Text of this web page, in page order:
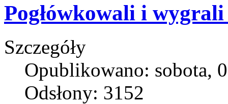
Pogłówkowali i
Szczegóły
Opublikowano: sobota,
Odsłony: 3152